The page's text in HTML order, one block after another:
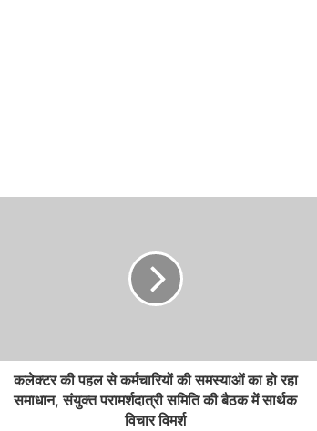
कलेक्टर की पहल से कर्मचारियों की समस्याओं का हो रहा
समाधान, संयुक्त परामर्शदात्री समिति की बैठक में सार्थक
विचार विमर्श